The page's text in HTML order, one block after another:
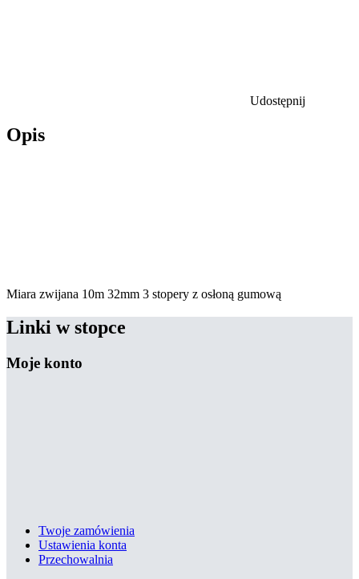
Udostępnij
Opis
Miara zwijana 10m 32mm 3 stopery z osłoną gumową
Linki w stopce
Moje konto
Twoje zamówienia
Ustawienia konta
Przechowalnia